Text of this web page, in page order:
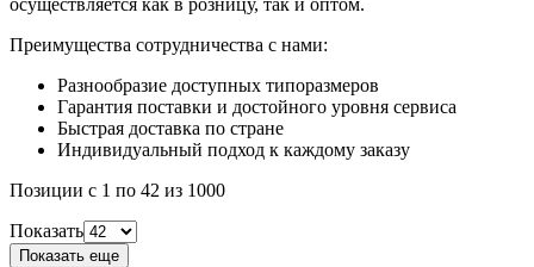
осуществляется как в розницу, так и оптом.
Преимущества сотрудничества с нами:
Разнообразие доступных типоразмеров
Гарантия поставки и достойного уровня сервиса
Быстрая доставка по стране
Индивидуальный подход к каждому заказу
Позиции с 1 по 42 из 1000
Показать
Показать еще